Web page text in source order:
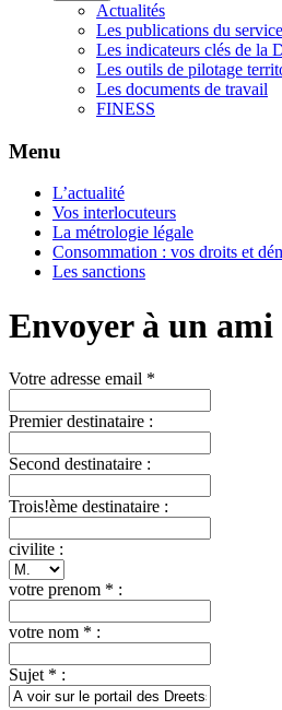
Actualités
Les publications du service
Les indicateurs clés de la
Les outils de pilotage
Les documents de travail
FINESS
Menu
L’actualité
Vos interlocuteurs
La métrologie légale
Consommation : vos droits et
Les sanctions
Envoyer à un ami
Votre adresse email *
Premier destinataire :
Second destinataire :
Trois!ème destinataire :
civilite :
votre prenom * :
votre nom * :
Sujet * :